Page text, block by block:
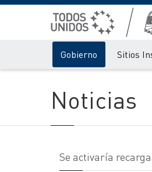
Gobierno Sitios
Noticias
Se activaría